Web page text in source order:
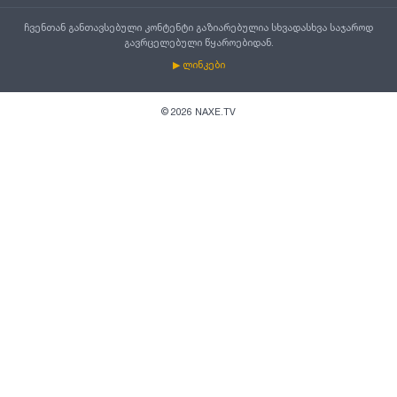
ჩვენთან განთავსებული კონტენტი გაზიარებულია სხვადასხვა საჯაროდ
გავრცელებული წყაროებიდან.
▶ ლინკები
© 2026 NAXE.TV